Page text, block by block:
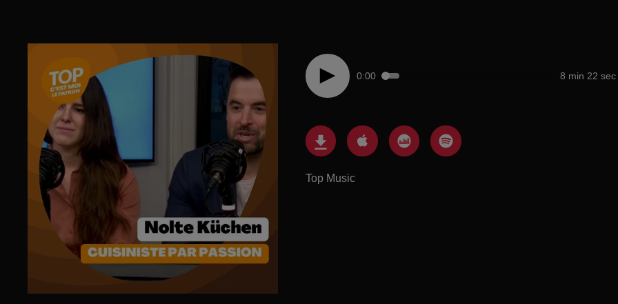
0:00 8 min 22 sec
Top Music